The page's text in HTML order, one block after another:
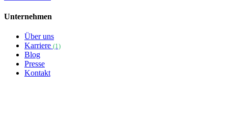
Unternehmen
Über uns
Karriere (1)
Blog
Presse
Kontakt